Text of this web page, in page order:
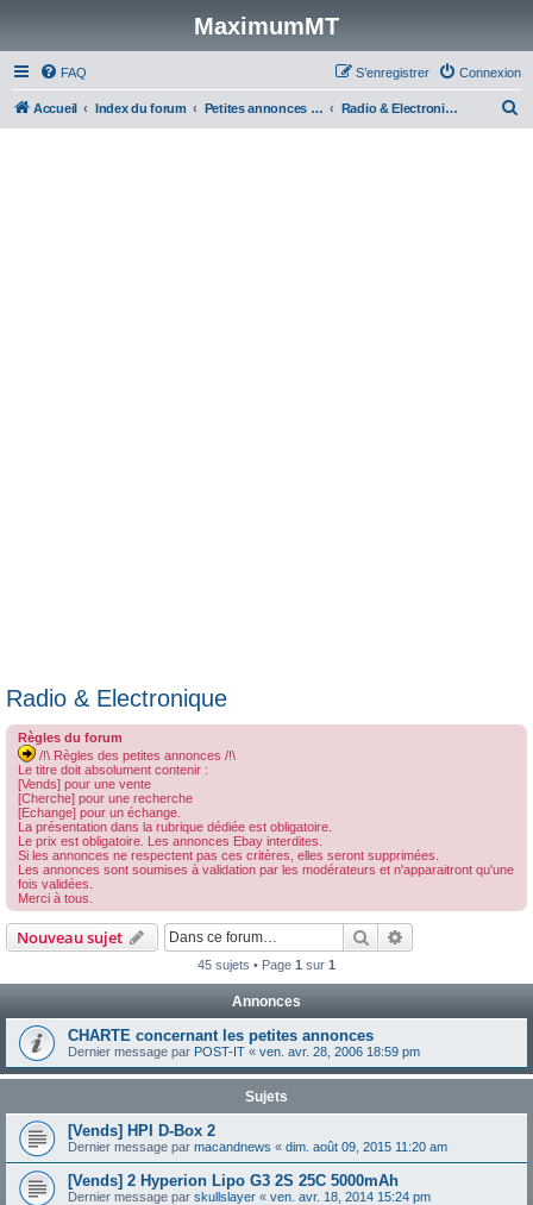
MaximumMT
FAQ Connexion
S’enregistrer
Accueil Index du forum Petites annonces modélisme Radio & Electronique
Radio & Electronique
Règles du forum
/!\ Règles des petites annonces /!\
Le titre doit absolument contenir :
[Vends] pour une vente
[Cherche] pour une recherche
[Echange] pour un échange.
La présentation dans la rubrique dédiée est obligatoire.
Le prix est obligatoire. Les annonces Ebay interdites.
Si les annonces ne respectent pas ces critères, elles seront supprimées.
Les annonces sont soumises à validation par les modérateurs et n'apparaitront qu'une
fois validées.
Merci à tous.
Nouveau sujet Rechercher
45 sujets • Page 1 sur 1
Annonces
CHARTE concernant les petites annonces
Dernier message par POST-IT « ven. avr. 28, 2006 18:59 pm
Sujets
[Vends] HPI D-Box 2
Dernier message par macandnews « dim. août 09, 2015 11:20 am
[Vends] 2 Hyperion Lipo G3 2S 25C 5000mAh
Dernier message par skullslayer « ven. avr. 18, 2014 15:24 pm